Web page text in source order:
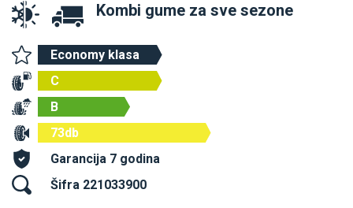
Kombi gume za sve sezone
Economy klasa
C
B
73db
Garancija 7 godina
Šifra 221033900